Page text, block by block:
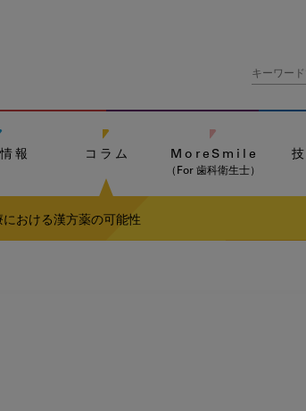
報 コラム MoreSmile
（For 歯科衛生士）
おける漢方薬の可能性